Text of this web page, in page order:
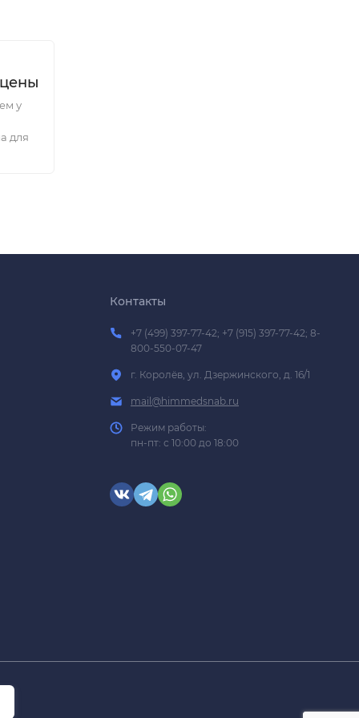
у
для
Контакты
+7 (499) 397-77-42; +7 (915) 397-77-42; 8-
800-550-07-47
г. Королёв, ул. Дзержинского, д. 16/1
mail@himmedsnab.ru
Режим работы:
пн-пт: с 10:00 до 18:00